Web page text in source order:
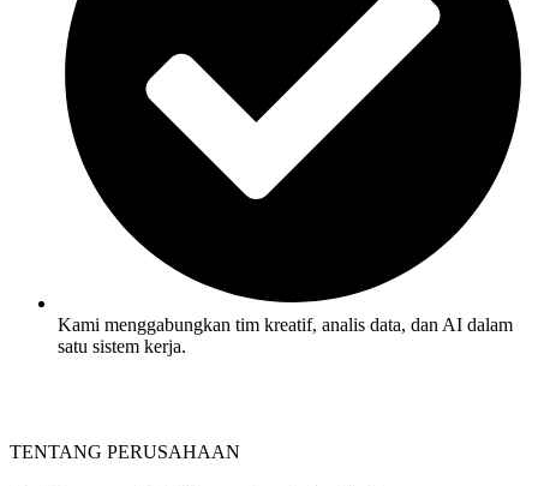
Kami menggabungkan tim kreatif, analis data, dan AI dalam
satu sistem kerja.
TENTANG PERUSAHAAN